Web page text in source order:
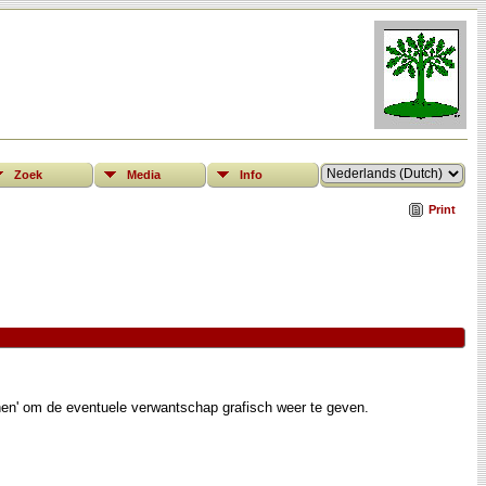
Zoek Media Info
Print
om de eventuele verwantschap grafisch weer te geven.